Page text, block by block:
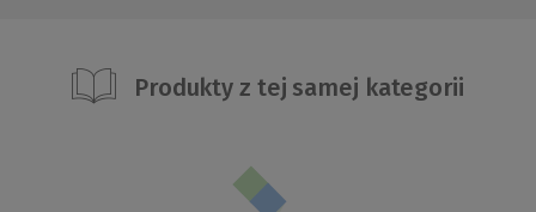
Produkty z tej samej kategorii